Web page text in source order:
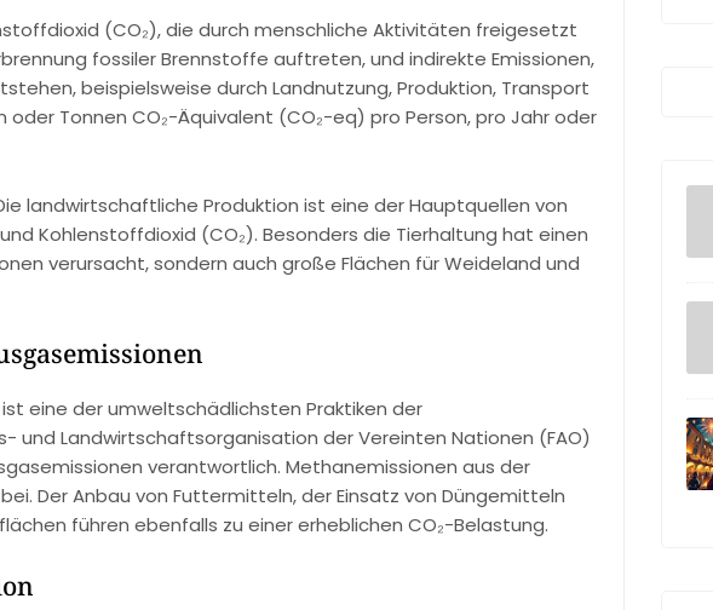
(CO₂), die durch menschliche Aktivitäten freigesetzt
fossiler Brennstoffe auftreten, und indirekte Emissionen,
beispielsweise durch Landnutzung, Produktion, Transport
oder Tonnen CO₂-Äquivalent (CO₂-eq) pro Person, pro Jahr oder
landwirtschaftliche Produktion ist eine der Hauptquellen von
Kohlenstoffdioxid (CO₂). Besonders die Tierhaltung hat einen
verursacht, sondern auch große Flächen für Weideland und
eine der umweltschädlichsten Praktiken der
und Landwirtschaftsorganisation der Vereinten Nationen (FAO)
verantwortlich. Methanemissionen aus der
Der Anbau von Futtermitteln, der Einsatz von Düngemitteln
führen ebenfalls zu einer erheblichen CO₂-Belastung.